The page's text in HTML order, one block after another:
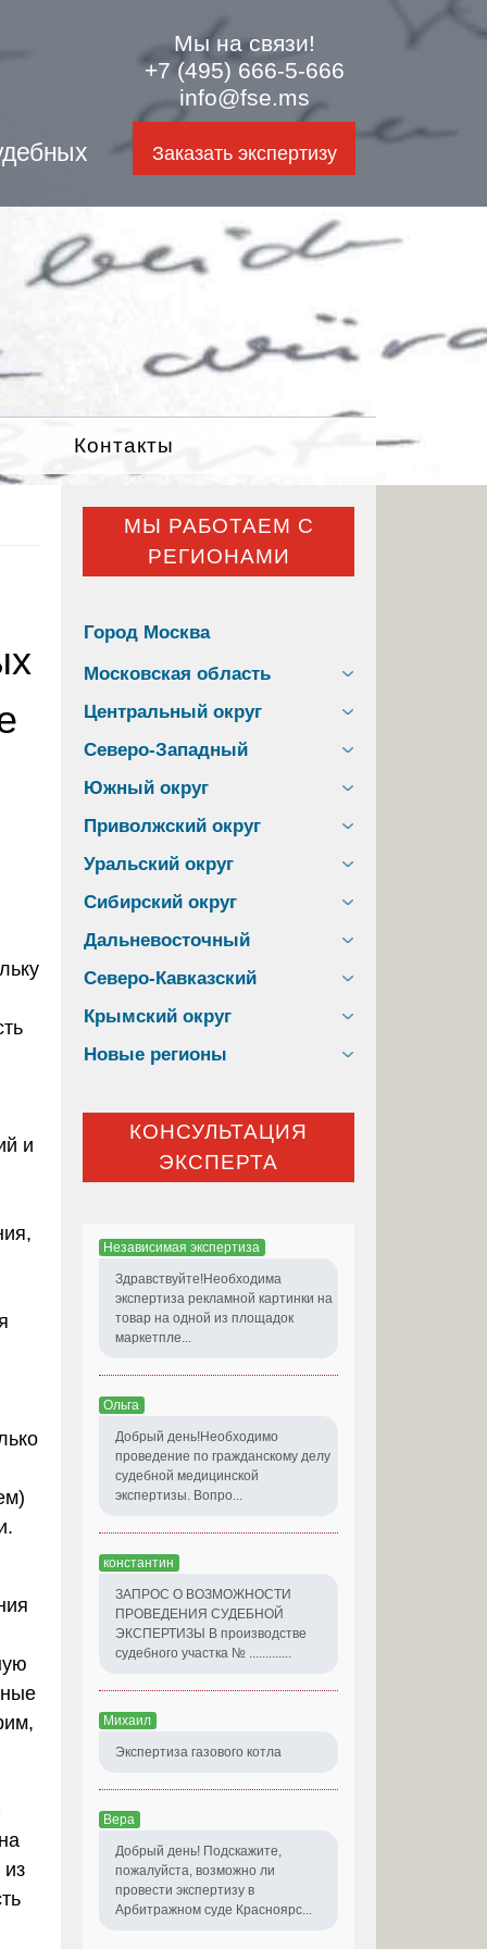
Мы на связи!
+7 (495) 666-5-666
info@fse.ms
Заказать экспертизу
Контакты
и
МЫ РАБОТАЕМ С
РЕГИОНАМИ
Город Москва
Московская область
Центральный округ
Северо-Западный
Южный округ
Приволжский округ
Уральский округ
Сибирский округ
Дальневосточный
Северо-Кавказский
Крымский округ
Новые регионы
КОНСУЛЬТАЦИЯ
ЭКСПЕРТА
Независимая экспертиза
Здравствуйте!Необходима
экспертиза рекламной картинки на
товар на одной из площадок
маркетпле...
Ольга
Добрый день!Необходимо
проведение по гражданскому делу
судебной медицинской
экспертизы. Вопро...
константин
ЗАПРОС О ВОЗМОЖНОСТИ
ПРОВЕДЕНИЯ СУДЕБНОЙ
ЭКСПЕРТИЗЫ В производстве
судебного участка № .............
Михаил
Экспертиза газового котла
Вера
Добрый день! Подскажите,
пожалуйста, возможно ли
провести экспертизу в
Арбитражном суде Красноярс...